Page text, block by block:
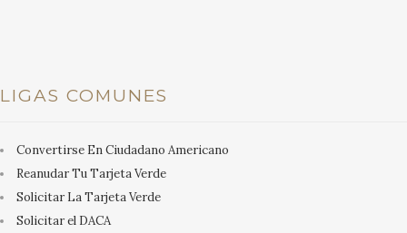
LIGAS COMUNES
Convertirse En Ciudadano Americano
Reanudar Tu Tarjeta Verde
Solicitar La Tarjeta Verde
Solicitar el DACA